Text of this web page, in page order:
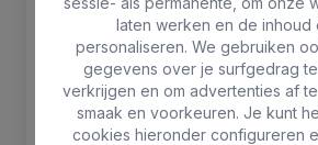
Luchthaven
Bushalte
Strand
Winkels
laten werken en de inhoud
personaliseren. We gebruiken
gegevens over je surfgedrag
verkrijgen en om advertenties af
smaak en voorkeuren. Je kunt
cookies hieronder configureren